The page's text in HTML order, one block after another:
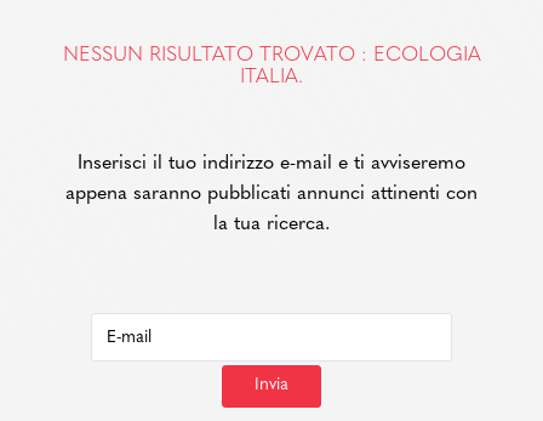
NESSUN RISULTATO TROVATO : ECOLOGIA
ITALIA.
Inserisci il tuo indirizzo e-mail e ti avviseremo
appena saranno pubblicati annunci attinenti con
la tua ricerca.
Invia